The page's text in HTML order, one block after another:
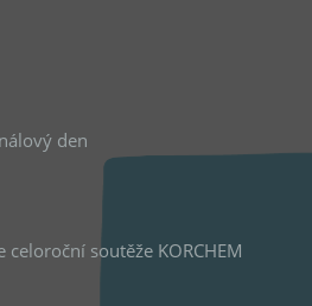
den
soutěže KORCHEM